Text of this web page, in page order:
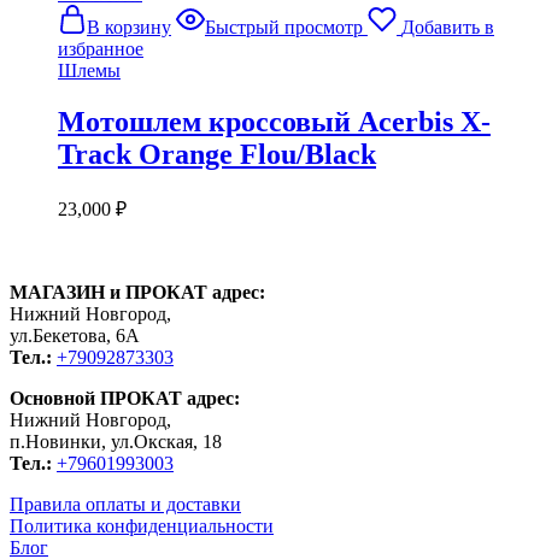
В корзину Быстрый просмотр
Добавить в
избранное
Шлемы
Мотошлем кроссовый Acerbis X-
Track Orange Flou/Black
23,000 ₽
МАГАЗИН и ПРОКАТ адрес:
Нижний Новгород,
ул.Бекетова, 6А
Тел.: +79092873303
Основной ПРОКАТ адрес:
Нижний Новгород,
п.Новинки, ул.Окская, 18
Тел.: +79601993003
Правила оплаты и доставки
Политика конфиденциальности
Блог